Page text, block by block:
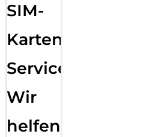
SIM-
Karten
Service:
Wir
helfen